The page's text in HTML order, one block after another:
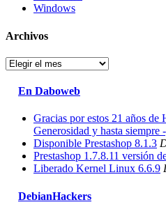
Windows
Archivos
Archivos
En Daboweb
Gracias por estos 21 años
Generosidad y hasta siempre
Disponible Prestashop 8.1.3
Prestashop 1.7.8.11 versión
Liberado Kernel Linux 6.6.9
DebianHackers